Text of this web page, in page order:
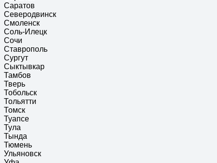
Саратов
Северодвинск
Смоленск
Соль-Илецк
Сочи
Ставрополь
Сургут
Сыктывкар
Тамбов
Тверь
Тобольск
Тольятти
Томск
Туапсе
Тула
Тында
Тюмень
Ульяновск